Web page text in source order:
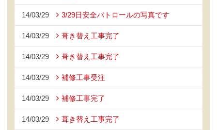
14/03/29 3/29日安全パトロールの写真です
14/03/29 葺き替え工事完了
14/03/29 葺き替え工事完了
14/03/29 補修工事受注
14/03/29 補修工事完了
14/03/29 葺き替え工事完了